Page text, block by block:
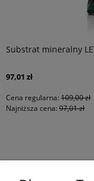
Substrat mineralny
97,01 zł
Cena regularna: 109,00 zł
Najniższa cena: 97,01 zł